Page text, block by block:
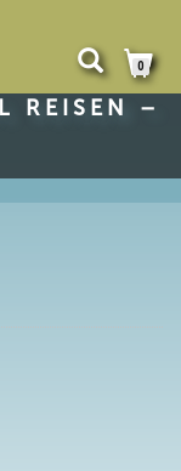
0
REISEN –